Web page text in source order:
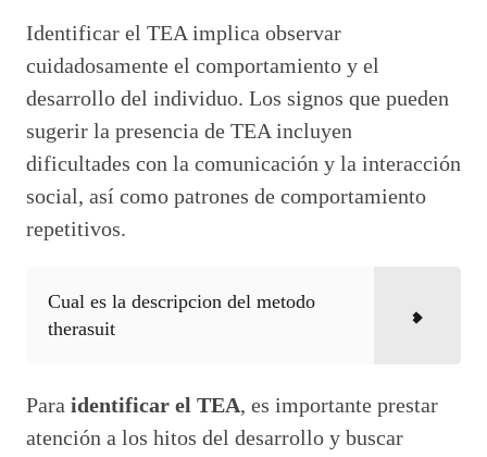
Identificar el TEA implica observar
cuidadosamente el comportamiento y el
desarrollo del individuo. Los signos que pueden
sugerir la presencia de TEA incluyen
dificultades con la comunicación y la interacción
social, así como patrones de comportamiento
repetitivos.
Cual es la descripcion del metodo
therasuit
Para identificar el TEA, es importante prestar
atención a los hitos del desarrollo y buscar